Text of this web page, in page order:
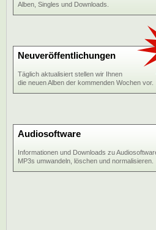
Alben, Singles und Downloads.
Neuveröffentlichungen
Täglich aktualisiert stellen wir Ihnen
die neuen Alben der kommenden Wochen vor.
Audiosoftware
Informationen und Downloads zu
MP3s umwandeln, löschen und normalisieren.